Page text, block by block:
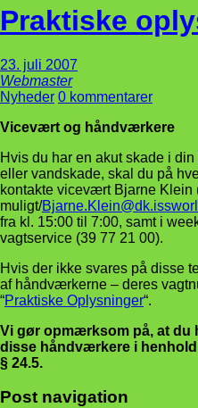
Praktiske
23. juli 2007
Webmaster
Nyheder 0 kommentarer
Vicevært og håndværkere
Hvis du har en akut skade i
eller vandskade, skal du på
kontakte vicevært Bjarne Klein
muligt/
fra kl. 15:00 til 7:00, samt i
vagtservice (39 77 21 00).
Hvis der ikke svares på disse
af håndværkerne – deres
“Praktiske Oplysninger“.
Vi gør opmærksom på, at du
disse håndværkere i
§ 24.5.
Post navigation